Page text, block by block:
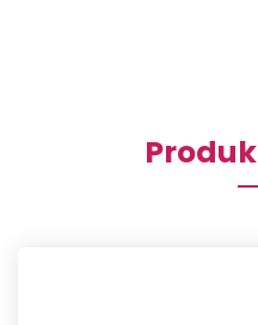
Produk